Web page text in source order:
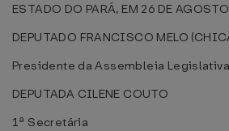
ESTADO DO PARÁ, EM 26 DE
DEPUTADO FRANCISCO MELO
Presidente da Assembleia
DEPUTADA CILENE COUTO
1ª Secretária